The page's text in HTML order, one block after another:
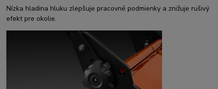
Nízka hladina hluku zlepšuje pracovné podmienky a znižuje rušivý
efekt pre okolie.